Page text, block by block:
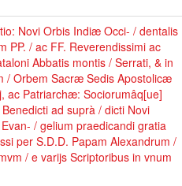
Novi Orbis Indiæ Occi- / dentalis
PP. / ac FF. Reverendissimi ac
Abbatis montis / Serrati, & in
/ Orbem Sacræ Sedis Apostolicæ
ac Patriarchæ: Sociorumâq[ue]
ad suprà / dicti Novi
/ gelium praedicandi gratia
per S.D.D. Papam Alexandrum /
/ e varijs Scriptoribus in vnum